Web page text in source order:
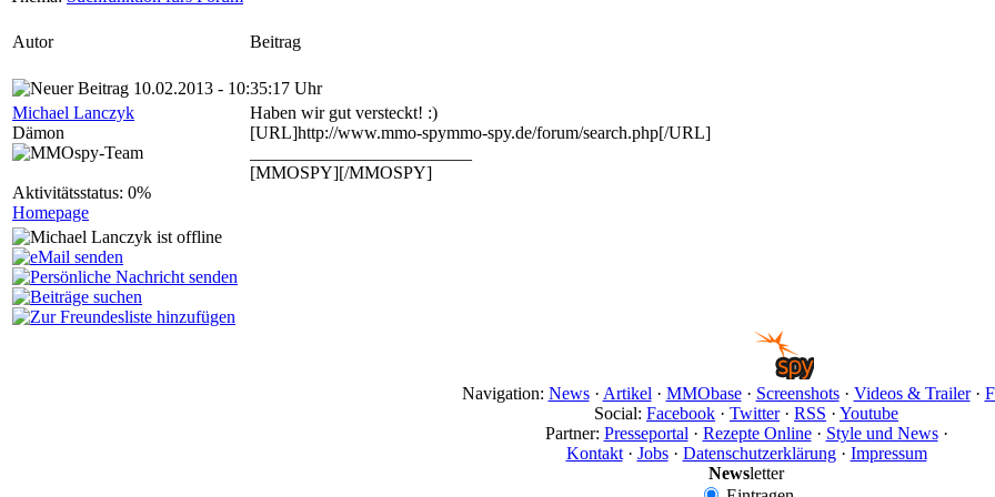
Autor Beitrag
10.02.2013 - 10:35:17 Uhr
Michael Lanczyk
Dämon
Aktivitätsstatus: 0%
Homepage
Haben wir gut versteckt! :)
[URL]http://www.mmo-spymmo-spy.de/forum/search.php[/URL]
[MMOSPY][/MMOSPY]
Navigation: News· Artikel · MMObase· Screenshots· Videos & Trailer·
Social: Facebook · Twitter· RSS · Youtube
Partner: Presseportal · Rezepte Online· Style und News·
Kontakt· Jobs· Datenschutzerklärung· Impressum
Newsletter